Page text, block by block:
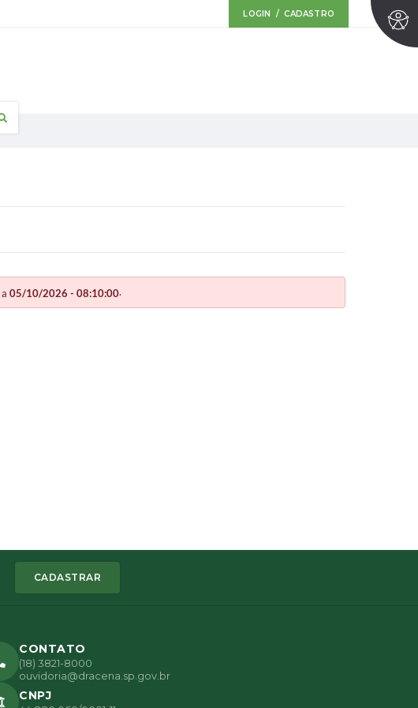
LOGIN / CADASTRO
a 05/10/2026 - 08:10:00.
CADASTRAR
CONTATO
(18) 3821-8000
ouvidoria@dracena.sp.gov.br
CNPJ